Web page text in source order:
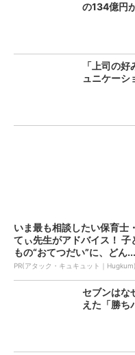
の134億円
「上司の
ュニケーシ
いま最も相談したい保育士・
てぃ先生がアドバイス！ 子
もの“おてつだい”に、どん...
PR(アタック・キュキュット｜Hugkum)
セブンはな
えた「勝ち